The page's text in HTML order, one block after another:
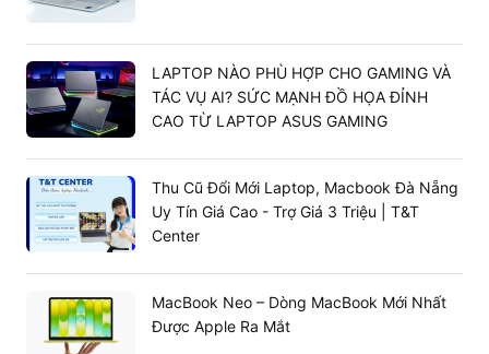
1.1. VGA AIVISION là của nước nào? Ai phân
phối?
Về mặt gốc gác, dòng card này sử dụng các linh kiện và
bo mạch được sản xuất theo dạng OEM tại các nhà máy
LAPTOP NÀO PHÙ HỢP CHO GAMING VÀ
TÁC VỤ AI? SỨC MẠNH ĐỒ HỌA ĐỈNH
CAO TỪ LAPTOP ASUS GAMING
Thu Cũ Đổi Mới Laptop, Macbook Đà Nẵng
Uy Tín Giá Cao - Trợ Giá 3 Triệu | T&T
Center
MacBook Neo – Dòng MacBook Mới Nhất
Được Apple Ra Mắt